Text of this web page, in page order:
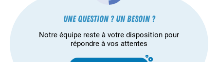
Une question ? Un besoin ?
Notre équipe reste à votre disposition pour
répondre à vos attentes